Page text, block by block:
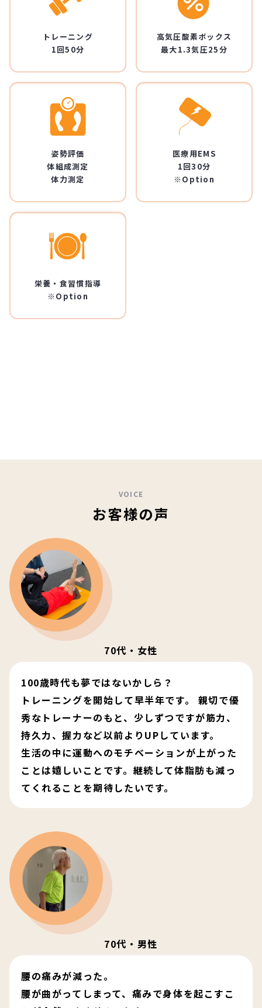
トレーニング
1回50分
高気圧酸素ボックス
最大1.3気圧25分
姿勢評価
体組成測定
体力測定
医療用EMS
1回30分
※Option
栄養・食習慣指導
※Option
VOICE
お客様の声
70代・女性
100歳時代も夢ではないかしら？
トレーニングを開始して早半年です。 親切で優
秀なトレーナーのもと、少しずつですが筋力、
持久力、握力など以前よりUPしています。
生活の中に運動へのモチベーションが上がった
ことは嬉しいことです。継続して体脂肪も減っ
てくれることを期待したいです。
70代・男性
腰の痛みが減った。
腰が曲がってしまって、痛みで身体を起こすこ